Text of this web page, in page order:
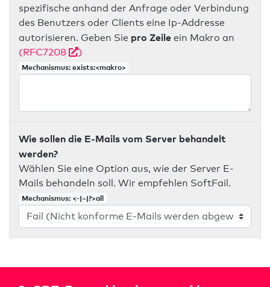
spezifische anhand der Anfrage oder Verbindung
des Benutzers oder Clients eine Ip-Addresse
autorisieren. Geben Sie pro Zeile ein Makro an
(RFC7208
)
Mechanismus: exists:<makro>
Wie sollen die E-Mails vom Server behandelt
werden?
Wählen Sie eine Option aus, wie der Server E-
Mails behandeln soll. Wir empfehlen SoftFail.
Mechanismus: <-|~|?>all